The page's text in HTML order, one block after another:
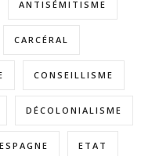
ANTISÉMITISME
CARCÉRAL
CONSEILLISME
DÉCOLONIALISME
ESPAGNE ETAT